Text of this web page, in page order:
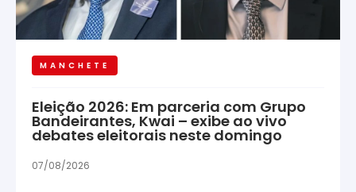
MANCHETE
Eleição 2026: Em parceria com Grupo
Bandeirantes, Kwai – exibe ao vivo
debates eleitorais neste domingo
07/08/2026